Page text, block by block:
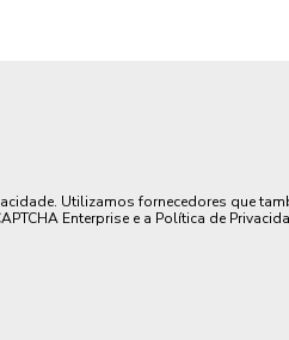
Utilizamos fornecedores que
Enterprise e a Política de